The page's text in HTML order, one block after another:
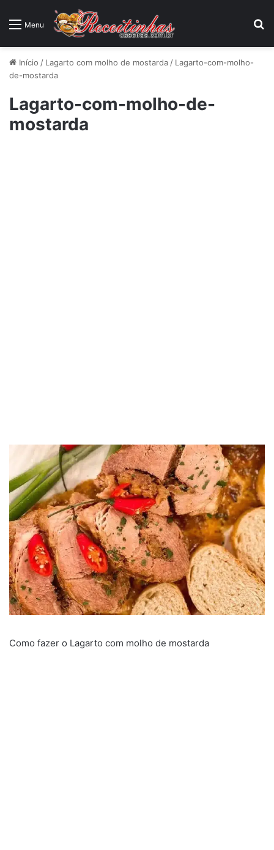
Menu
Início / Lagarto com molho de mostarda / Lagarto-com-molho-
de-mostarda
Lagarto-com-molho-de-
mostarda
Como fazer o Lagarto com molho de mostarda